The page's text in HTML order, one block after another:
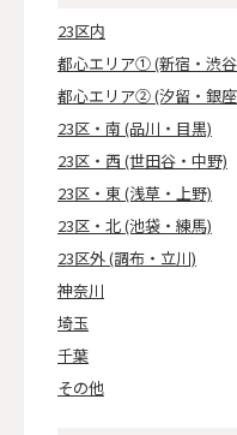
23区内
都心エリア① (新宿・渋
都心エリア② (汐留・銀
23区・南 (品川・目黒)
23区・西 (世田谷・中野)
23区・東 (浅草・上野)
23区・北 (池袋・練馬)
23区外 (調布・立川)
神奈川
埼玉
千葉
その他